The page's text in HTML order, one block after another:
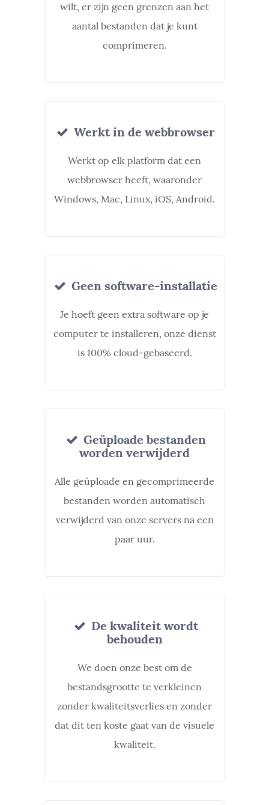
wilt, er zijn geen grenzen aan het
aantal bestanden dat je kunt
comprimeren.
Werkt in de webbrowser
Werkt op elk platform dat een
webbrowser heeft, waaronder
Windows, Mac, Linux, iOS, Android.
Geen software-installatie
Je hoeft geen extra software op je
computer te installeren, onze dienst
is 100% cloud-gebaseerd.
Geüploade bestanden
worden verwijderd
Alle geüploade en gecomprimeerde
bestanden worden automatisch
verwijderd van onze servers na een
paar uur.
De kwaliteit wordt
behouden
We doen onze best om de
bestandsgrootte te verkleinen
zonder kwaliteitsverlies en zonder
dat dit ten koste gaat van de visuele
kwaliteit.